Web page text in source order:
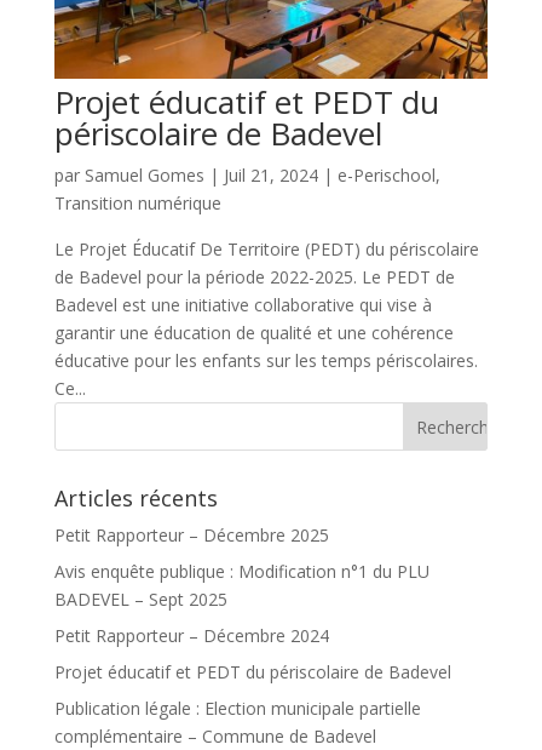
Projet éducatif et PEDT du
périscolaire de Badevel
par Samuel Gomes | Juil 21, 2024| e-Perischool,
Transition numérique
Le Projet Éducatif De Territoire (PEDT) du périscolaire
de Badevel pour la période 2022-2025. Le PEDT de
Badevel est une initiative collaborative qui vise à
garantir une éducation de qualité et une cohérence
éducative pour les enfants sur les temps périscolaires.
Ce...
Articles récents
Petit Rapporteur – Décembre 2025
Avis enquête publique : Modification n°1 du PLU
BADEVEL – Sept 2025
Petit Rapporteur – Décembre 2024
Projet éducatif et PEDT du périscolaire de Badevel
Publication légale : Election municipale partielle
complémentaire – Commune de Badevel